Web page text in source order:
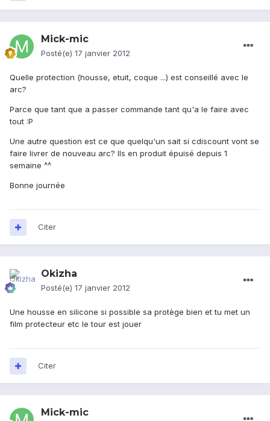
Mick-mic
Posté(e) 17 janvier 2012
Quelle protection (housse, etuit, coque ...) est conseillé avec le
arc?
Parce que tant que a passer commande tant qu'a le faire avec
tout :P
Une autre question est ce que quelqu'un sait si cdiscount vont se
faire livrer de nouveau arc? Ils en produit épuisé depuis 1
semaine ^^
Bonne journée
Citer
Okizha
Posté(e) 17 janvier 2012
Une housse en silicone si possible sa protège bien et tu met un
film protecteur etc le tour est jouer
Citer
Mick-mic